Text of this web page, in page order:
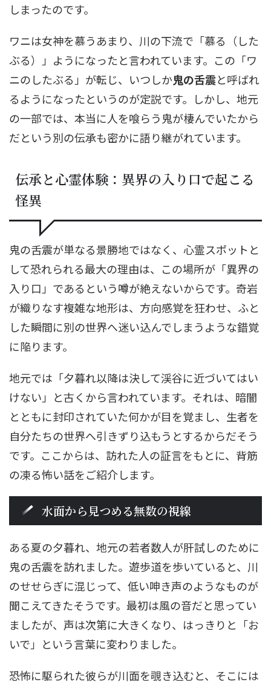
しまったのです。
ワニは女神を慕うあまり、川の下流で「慕る（した
ぶる）」ようになったと言われています。この「ワ
ニのしたぶる」が転じ、いつしか鬼の舌震と呼ばれ
るようになったというのが定説です。しかし、地元
の一部では、本当に人を喰らう鬼が棲んでいたから
だという別の伝承も密かに語り継がれています。
伝承と心霊体験：異界の入り口で起こる
怪異
鬼の舌震が単なる景勝地ではなく、心霊スポットと
して恐れられる最大の理由は、この場所が「異界の
入り口」であるという噂が絶えないからです。奇岩
が織りなす複雑な地形は、方向感覚を狂わせ、ふと
した瞬間に別の世界へ迷い込んでしまうような錯覚
に陥ります。
地元では「夕暮れ以降は決して渓谷に近づいてはい
けない」と古くから言われています。それは、暗闇
とともに封印されていた何かが目を覚まし、生者を
自分たちの世界へ引きずり込もうとするからだそう
です。ここからは、訪れた人の証言をもとに、背筋
の凍る怖い話をご紹介します。
水面から見つめる無数の視線
ある夏の夕暮れ、地元の若者数人が肝試しのために
鬼の舌震を訪れました。遊歩道を歩いていると、川
のせせらぎに混じって、低い呻き声のようなものが
聞こえてきたそうです。最初は風の音だと思ってい
ましたが、声は次第に大きくなり、はっきりと「お
いで」という言葉に変わりました。
恐怖に駆られた彼らが川面を覗き込むと、そこには